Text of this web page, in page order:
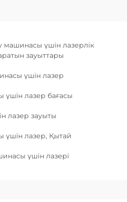
үшін лазерлік
зауыттары
үшін лазер
лазер бағасы
лазер зауыты
үшін лазер, Қытай
үшін лазері